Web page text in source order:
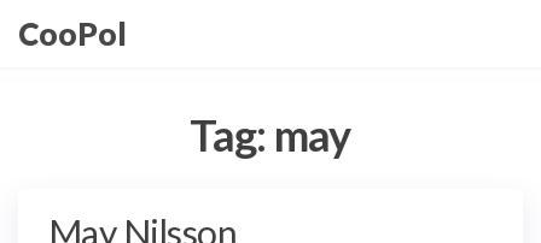
doCooPol
Tag: may
May Nilsson